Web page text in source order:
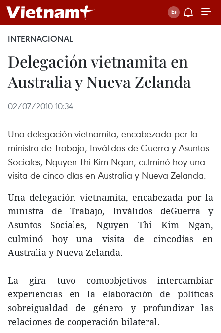
INTERNACIONAL
Delegación vietnamita en
Australia y Nueva Zelanda
02/07/2010 10:34
Una delegación vietnamita, encabezada por la
ministra de Trabajo, Inválidos de Guerra y Asuntos
Sociales, Nguyen Thi Kim Ngan, culminó hoy una
visita de cinco días en Australia y Nueva Zelanda.
Una delegación vietnamita, encabezada por la
ministra de Trabajo, Inválidos deGuerra y
Asuntos Sociales, Nguyen Thi Kim Ngan,
culminó hoy una visita de cincodías en
Australia y Nueva Zelanda.
La gira tuvo comoobjetivos intercambiar
experiencias en la elaboración de políticas
sobreigualdad de género y profundizar las
relaciones de cooperación bilateral.